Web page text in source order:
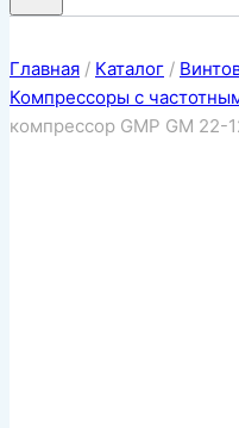
Главная / Каталог /
Компрессоры с
компрессор GMP GM 22-